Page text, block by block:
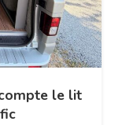
le lit